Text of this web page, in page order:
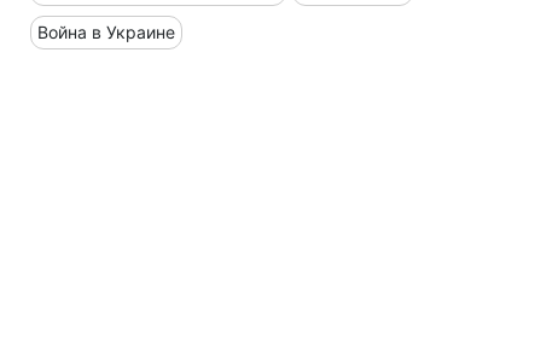
Война в Украине